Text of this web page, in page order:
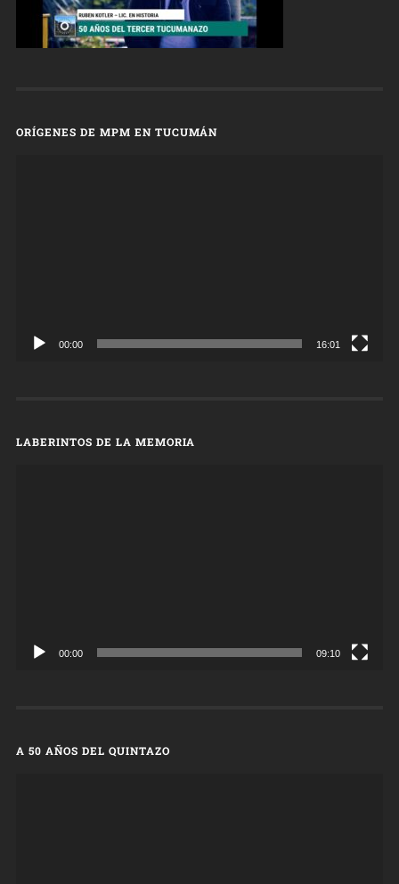
ORÍGENES DE MPM EN TUCUMÁN
00:00 16:01
LABERINTOS DE LA MEMORIA
00:00 09:10
A 50 AÑOS DEL QUINTAZO